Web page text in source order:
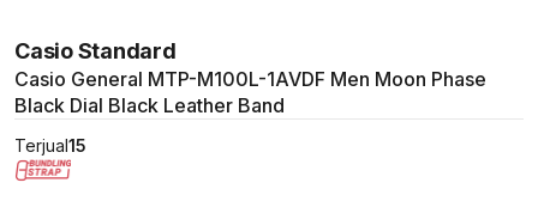
Casio Standard
Casio General MTP-M100L-1AVDF Men Moon Phase
Black Dial Black Leather Band
Terjual15